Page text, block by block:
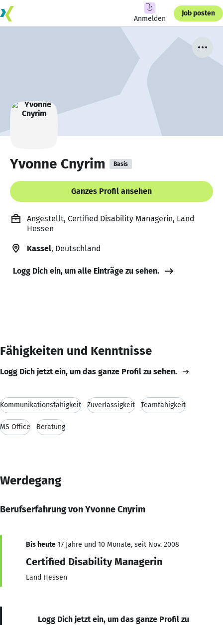
Anmelden
Job posten
Yvonne Cnyrim Basis
Ganzes Profil ansehen
Angestellt, Certified Disability Managerin, Land
Hessen
Kassel, Deutschland
Logg Dich ein, um alle Einträge zu sehen.
Fähigkeiten und Kenntnisse
Logg Dich jetzt ein, um das ganze Profil zu sehen.
Kommunikationsfähigkeit Zuverlässigkeit Teamfähigkeit
MS Office Beratung
Werdegang
Berufserfahrung von Yvonne Cnyrim
Bis heute 17 Jahre und 10 Monate, seit Nov. 2008
Certified Disability Managerin
Land Hessen
Logg Dich jetzt ein, um das ganze Profil zu